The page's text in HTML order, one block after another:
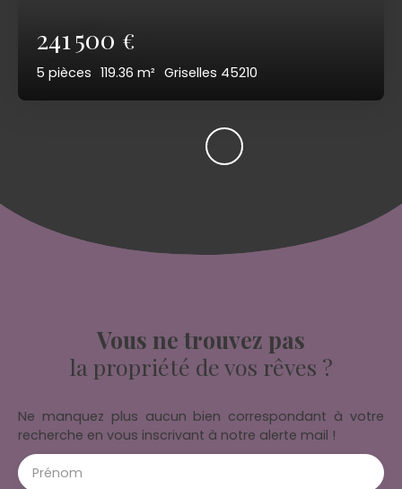
241 500 €
5 pièces 119.36 m² Griselles 45210
Vous ne trouvez pas
la propriété de vos rêves ?
Ne manquez plus aucun bien correspondant à votre
recherche en vous inscrivant à notre alerte mail !
Prénom